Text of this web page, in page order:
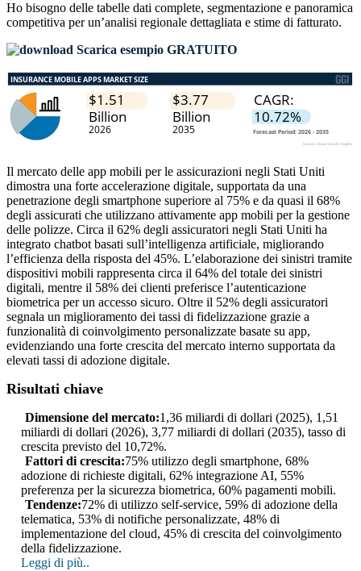
Ho bisogno delle tabelle dati complete, segmentazione e panoramica
competitiva per un’analisi regionale dettagliata e stime di fatturato.
Scarica esempio GRATUITO
Il mercato delle app mobili per le assicurazioni negli Stati Uniti
dimostra una forte accelerazione digitale, supportata da una
penetrazione degli smartphone superiore al 75% e da quasi il 68%
degli assicurati che utilizzano attivamente app mobili per la gestione
delle polizze. Circa il 62% degli assicuratori negli Stati Uniti ha
integrato chatbot basati sull’intelligenza artificiale, migliorando
l’efficienza della risposta del 45%. L’elaborazione dei sinistri tramite
dispositivi mobili rappresenta circa il 64% del totale dei sinistri
digitali, mentre il 58% dei clienti preferisce l’autenticazione
biometrica per un accesso sicuro. Oltre il 52% degli assicuratori
segnala un miglioramento dei tassi di fidelizzazione grazie a
funzionalità di coinvolgimento personalizzate basate su app,
evidenziando una forte crescita del mercato interno supportata da
elevati tassi di adozione digitale.
Risultati chiave
Dimensione del mercato:1,36 miliardi di dollari (2025), 1,51
miliardi di dollari (2026), 3,77 miliardi di dollari (2035), tasso di
crescita previsto del 10,72%.
Fattori di crescita:75% utilizzo degli smartphone, 68%
adozione di richieste digitali, 62% integrazione AI, 55%
preferenza per la sicurezza biometrica, 60% pagamenti mobili.
Tendenze:72% di utilizzo self-service, 59% di adozione della
telematica, 53% di notifiche personalizzate, 48% di
implementazione del cloud, 45% di crescita del coinvolgimento
della fidelizzazione.
Leggi di più..